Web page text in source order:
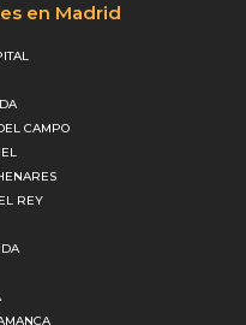
en Madrid
CAMPO
REY